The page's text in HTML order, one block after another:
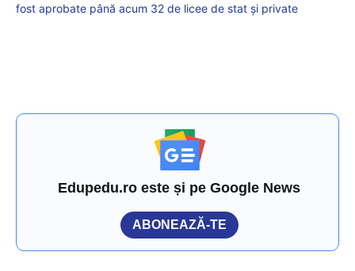
fost aprobate până acum 32 de licee de stat și private
Edupedu.ro este și pe Google News
ABONEAZĂ-TE